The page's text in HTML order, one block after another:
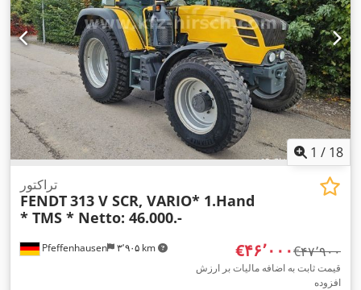
1 / 18
Pfeffenhausen ۳٬۹۰۵ km
تراکتور
FENDT313 V SCR, VARIO* 1.Hand
* TMS * Netto: 46.000.-
‎€۴۶٬۰۰۰ ‎€۴۷٬۹۰۰
قیمت ثابت به اضافه مالیات بر ارزش
افزوده